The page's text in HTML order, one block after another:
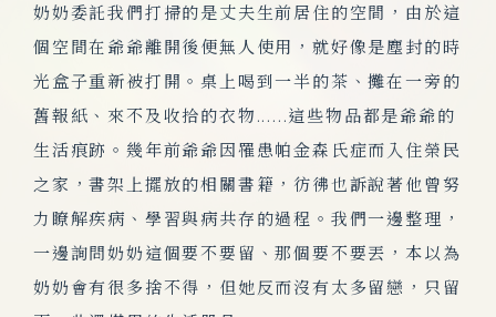
奶奶委託我們打掃的是丈夫生前居住的空間，由於這
個空間在爺爺離開後便無人使用，就好像是塵封的時
光盒子重新被打開。桌上喝到一半的茶、攤在一旁的
舊報紙、來不及收拾的衣物......這些物品都是爺爺的
生活痕跡。幾年前爺爺因罹患帕金森氏症而入住榮民
之家，書架上擺放的相關書籍，彷彿也訴說著他曾努
力瞭解疾病、學習與病共存的過程。我們一邊整理，
一邊詢問奶奶這個要不要留、那個要不要丟，本以為
奶奶會有很多捨不得，但她反而沒有太多留戀，只留